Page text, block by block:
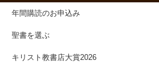
年間購読のお申込み
聖書を選ぶ
キリスト教書店大賞2026